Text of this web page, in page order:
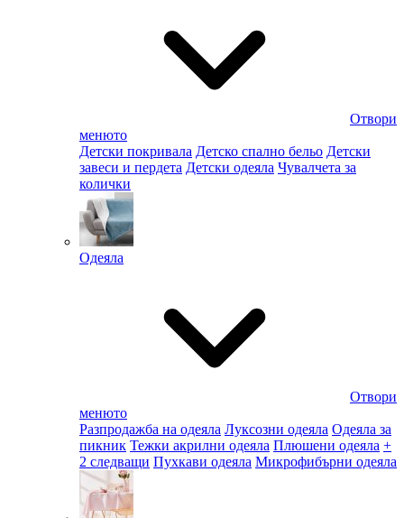
Отвори
менюто
Детски покривала Детско спално бельо Детски
завеси и пердета Детски одеяла Чувалчета за
колички
Одеяла
Отвори
менюто
Разпродажба на одеяла Луксозни одеяла Одеяла за
пикник Тежки акрилни одеяла Плюшени одеяла +
2 следващи Пухкави одеяла Микрофибърни одеяла